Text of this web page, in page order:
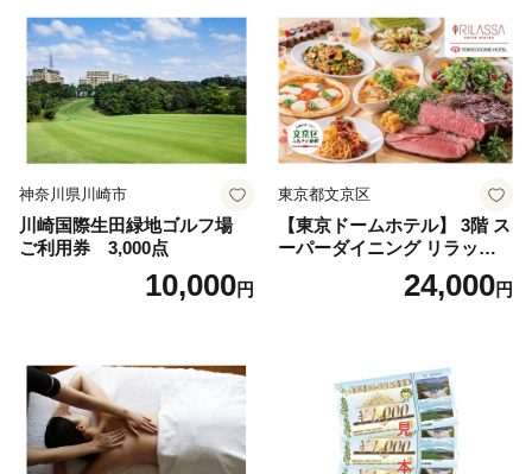
神奈川県川崎市
川崎国際生田緑地ゴルフ場
ご利用券 3,000点
10,000円
東京都文京区
【東京ドームホテル】 3階 ス
ーパーダイニング リラッサ
ランチブッフェ お食事券 大
人1名様分 関東 東京 ご利用
24,000円